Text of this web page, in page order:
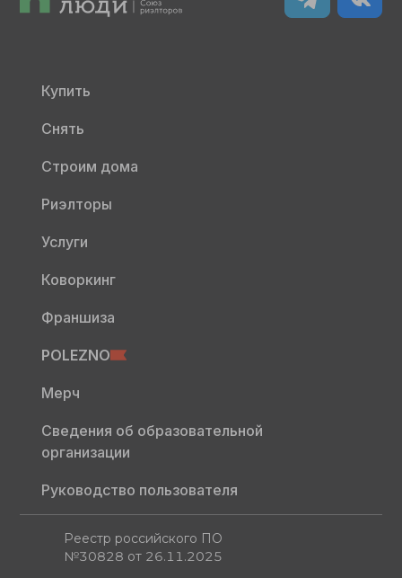
Купить
Снять
Строим дома
Риэлторы
Услуги
Коворкинг
Франшиза
POLEZNO
Мерч
Сведения об образовательной
организации
Руководство пользователя
Реестр российского ПО
№30828 от 26.11.2025